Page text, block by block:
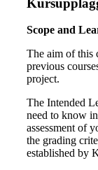
Scope and
The aim of this
previous
project.
The Intended
need to know
assessment of
the grading
established by